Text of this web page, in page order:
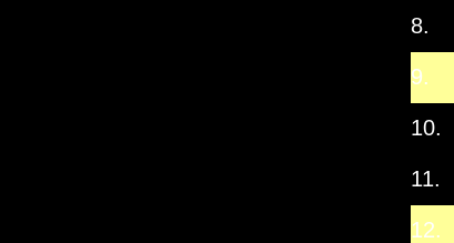
8.
9.
10.
11.
12.